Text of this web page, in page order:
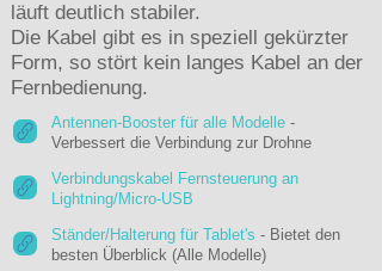
läuft deutlich stabiler.
Die Kabel gibt es in speziell gekürzter
Form, so stört kein langes Kabel an der
Fernbedienung.
Antennen-Booster für alle Modelle -
Verbessert die Verbindung zur Drohne
Verbindungskabel Fernsteuerung an
Lightning/Micro-USB
Ständer/Halterung für Tablet's - Bietet den
besten Überblick (Alle Modelle)